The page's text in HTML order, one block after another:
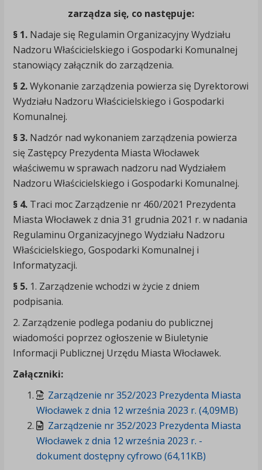
zarządza się, co następuje:
§ 1.Nadaje się Regulamin Organizacyjny Wydziału
Nadzoru Właścicielskiego i Gospodarki Komunalnej
stanowiący załącznik do zarządzenia.
§ 2.Wykonanie zarządzenia powierza się Dyrektorowi
Wydziału Nadzoru Właścicielskiego i Gospodarki
Komunalnej.
§ 3.Nadzór nad wykonaniem zarządzenia powierza
się Zastępcy Prezydenta Miasta Włocławek
właściwemu w sprawach nadzoru nad Wydziałem
Nadzoru Właścicielskiego i Gospodarki Komunalnej.
§ 4.Traci moc Zarządzenie nr 460/2021 Prezydenta
Miasta Włocławek z dnia 31 grudnia 2021 r. w nadania
Regulaminu Organizacyjnego Wydziału Nadzoru
Właścicielskiego, Gospodarki Komunalnej i
Informatyzacji.
§ 5.1. Zarządzenie wchodzi w życie z dniem
podpisania.
2. Zarządzenie podlega podaniu do publicznej
wiadomości poprzez ogłoszenie w Biuletynie
Informacji Publicznej Urzędu Miasta Włocławek.
Załączniki:
Zarządzenie nr 352/2023 Prezydenta Miasta
Włocławek z dnia 12 września 2023 r. (4,09MB)
Zarządzenie nr 352/2023 Prezydenta Miasta
Włocławek z dnia 12 września 2023 r. -
dokument dostępny cyfrowo (64,11KB)